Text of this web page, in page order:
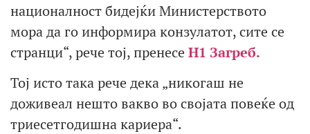
националност бидејќи Министерството
мора да го информира конзулатот, сите се
странци“, рече тој, пренесе Н1 Загреб.
Тој исто така рече дека „никогаш не
доживеал нешто вакво во својата повеќе од
триесетгодишна кариера“.